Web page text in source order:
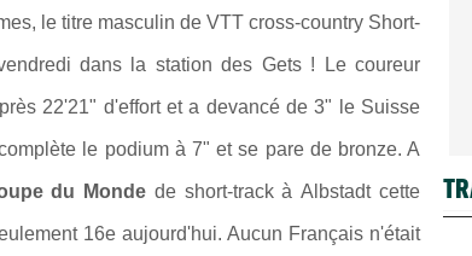
le titre masculin de VTT cross-country Short-
dans la station des Gets ! Le coureur
22'21" d'effort et a devancé de 3" le Suisse
le podium à 7" et se pare de bronze. A
du Monde de short-track à Albstadt cette
16e aujourd'hui. Aucun Français n'était